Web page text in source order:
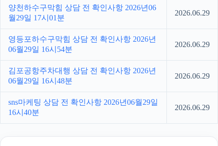
양천하수구막힘 상담 전 확인사항 2026년06
월29일 17시01분
2026.06.29
영등포하수구막힘 상담 전 확인사항 2026년
06월29일 16시54분
2026.06.29
김포공항주차대행 상담 전 확인사항 2026년
06월29일 16시48분
2026.06.29
sns마케팅 상담 전 확인사항 2026년06월29일
16시40분
2026.06.29